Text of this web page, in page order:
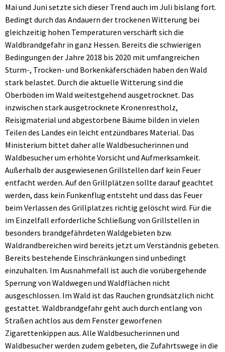
Mai und Juni setzte sich dieser Trend auch im Juli bislang fort.
Bedingt durch das Andauern der trockenen Witterung bei
gleichzeitig hohen Temperaturen verschärft sich die
Waldbrandgefahr in ganz Hessen. Bereits die schwierigen
Bedingungen der Jahre 2018 bis 2020 mit umfangreichen
Sturm-, Trocken- und Borkenkäferschäden haben den Wald
stark belastet. Durch die aktuelle Witterung sind die
Oberböden im Wald weitestgehend ausgetrocknet. Das
inzwischen stark ausgetrocknete Kronenrestholz,
Reisigmaterial und abgestorbene Bäume bilden in vielen
Teilen des Landes ein leicht entzündbares Material. Das
Ministerium bittet daher alle Waldbesucherinnen und
Waldbesucher um erhöhte Vorsicht und Aufmerksamkeit.
Außerhalb der ausgewiesenen Grillstellen darf kein Feuer
entfacht werden. Auf den Grillplätzen sollte darauf geachtet
werden, dass kein Funkenflug entsteht und dass das Feuer
beim Verlassen des Grillplatzes richtig gelöscht wird. Für die
im Einzelfall erforderliche Schließung von Grillstellen in
besonders brandgefährdeten Waldgebieten bzw.
Waldrandbereichen wird bereits jetzt um Verständnis gebeten.
Bereits bestehende Einschränkungen sind unbedingt
einzuhalten. Im Ausnahmefall ist auch die vorübergehende
Sperrung von Waldwegen und Waldflächen nicht
ausgeschlossen. Im Wald ist das Rauchen grundsätzlich nicht
gestattet. Waldbrandgefahr geht auch durch entlang von
Straßen achtlos aus dem Fenster geworfenen
Zigarettenkippen aus. Alle Waldbesucherinnen und
Waldbesucher werden zudem gebeten, die Zufahrtswege in die